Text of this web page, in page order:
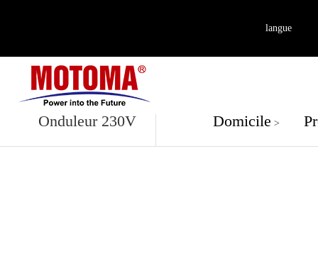
langue
Onduleur 230V Domicile >